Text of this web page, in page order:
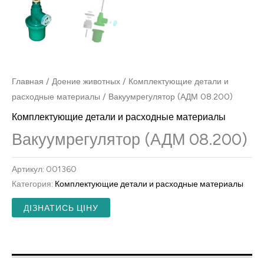
Главная / Доение животных / Комплектующие детали и
расходные материалы / Вакуумрегулятор (АДМ 08.200)
Комплектующие детали и расходные материалы
Вакуумрегулятор (АДМ 08.200)
Артикул: 001360
Категория: Комплектующие детали и расходные материалы
ДІЗНАТИСЬ ЦІНУ